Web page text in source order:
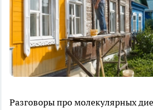
Разговоры про молекулярных